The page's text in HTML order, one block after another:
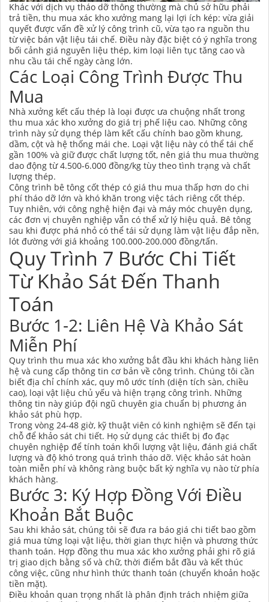
Khác với dịch vụ tháo dỡ thông thường mà chủ sở hữu phải
trả tiền, thu mua xác kho xưởng mang lại lợi ích kép: vừa giải
quyết được vấn đề xử lý công trình cũ, vừa tạo ra nguồn thu
từ việc bán vật liệu tái chế. Điều này đặc biệt có ý nghĩa trong
bối cảnh giá nguyên liệu thép, kim loại liên tục tăng cao và
nhu cầu tái chế ngày càng lớn.
Các Loại Công Trình Được Thu
Mua
Nhà xưởng kết cấu thép là loại được ưa chuộng nhất trong
thu mua xác kho xưởng do giá trị phế liệu cao. Những công
trình này sử dụng thép làm kết cấu chính bao gồm khung,
dầm, cột và hệ thống mái che. Loại vật liệu này có thể tái chế
gần 100% và giữ được chất lượng tốt, nên giá thu mua thường
dao động từ 4.500-6.000 đồng/kg tùy theo tình trạng và chất
lượng thép.
Công trình bê tông cốt thép có giá thu mua thấp hơn do chi
phí tháo dỡ lớn và khó khăn trong việc tách riêng cốt thép.
Tuy nhiên, với công nghệ hiện đại và máy móc chuyên dụng,
các đơn vị chuyên nghiệp vẫn có thể xử lý hiệu quả. Bê tông
sau khi được phá nhỏ có thể tái sử dụng làm vật liệu đắp nền,
lót đường với giá khoảng 100.000-200.000 đồng/tấn.
Quy Trình 7 Bước Chi Tiết
Từ Khảo Sát Đến Thanh
Toán
Bước 1-2: Liên Hệ Và Khảo Sát
Miễn Phí
Quy trình thu mua xác kho xưởng bắt đầu khi khách hàng liên
hệ và cung cấp thông tin cơ bản về công trình. Chúng tôi cần
biết địa chỉ chính xác, quy mô ước tính (diện tích sàn, chiều
cao), loại vật liệu chủ yếu và hiện trạng công trình. Những
thông tin này giúp đội ngũ chuyên gia chuẩn bị phương án
khảo sát phù hợp.
Trong vòng 24-48 giờ, kỹ thuật viên có kinh nghiệm sẽ đến tại
chỗ để khảo sát chi tiết. Họ sử dụng các thiết bị đo đạc
chuyên nghiệp để tính toán khối lượng vật liệu, đánh giá chất
lượng và độ khó trong quá trình tháo dỡ. Việc khảo sát hoàn
toàn miễn phí và không ràng buộc bất kỳ nghĩa vụ nào từ phía
khách hàng.
Bước 3: Ký Hợp Đồng Với Điều
Khoản Bắt Buộc
Sau khi khảo sát, chúng tôi sẽ đưa ra báo giá chi tiết bao gồm
giá mua từng loại vật liệu, thời gian thực hiện và phương thức
thanh toán. Hợp đồng thu mua xác kho xưởng phải ghi rõ giá
trị giao dịch bằng số và chữ, thời điểm bắt đầu và kết thúc
công việc, cũng như hình thức thanh toán (chuyển khoản hoặc
tiền mặt).
Điều khoản quan trọng nhất là phân định trách nhiệm giữa